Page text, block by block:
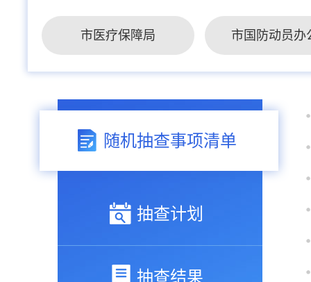
市医疗保障局 市国防动员办
随机抽查事项清单
抽查计划
抽查结果